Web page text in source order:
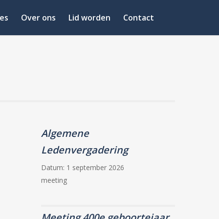
Over ons Lid worden Contact
Algemene
Ledenvergadering
Datum: 1 september 2026
meeting